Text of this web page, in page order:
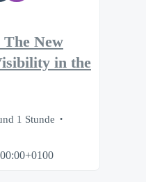
New
in the
1 Stunde